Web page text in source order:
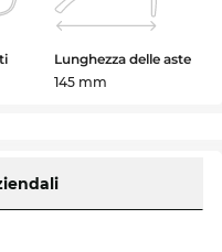
Lunghezza delle aste
145 mm